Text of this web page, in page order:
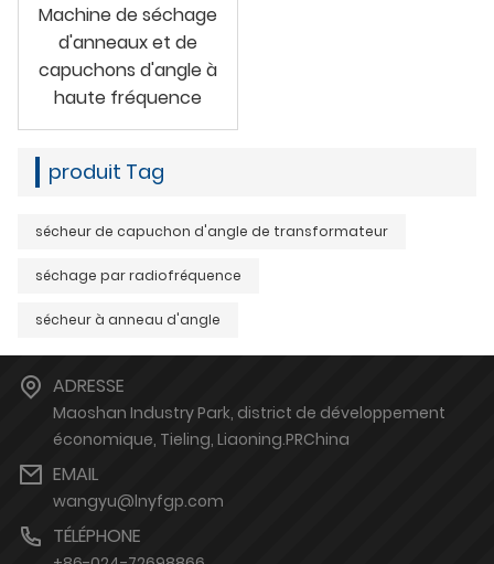
Machine de séchage
d'anneaux et de
capuchons d'angle à
haute fréquence
produit Tag
sécheur de capuchon d'angle de transformateur
séchage par radiofréquence
sécheur à anneau d'angle
ADRESSE
Maoshan Industry Park, district de développement
économique, Tieling, Liaoning.PRChina
EMAIL
wangyu@lnyfgp.com
TÉLÉPHONE